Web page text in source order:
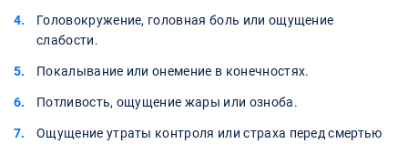
Головокружение, головная боль или ощущение
слабости.
Покалывание или онемение в конечностях.
Потливость, ощущение жары или озноба.
Ощущение утраты контроля или страха перед смертью